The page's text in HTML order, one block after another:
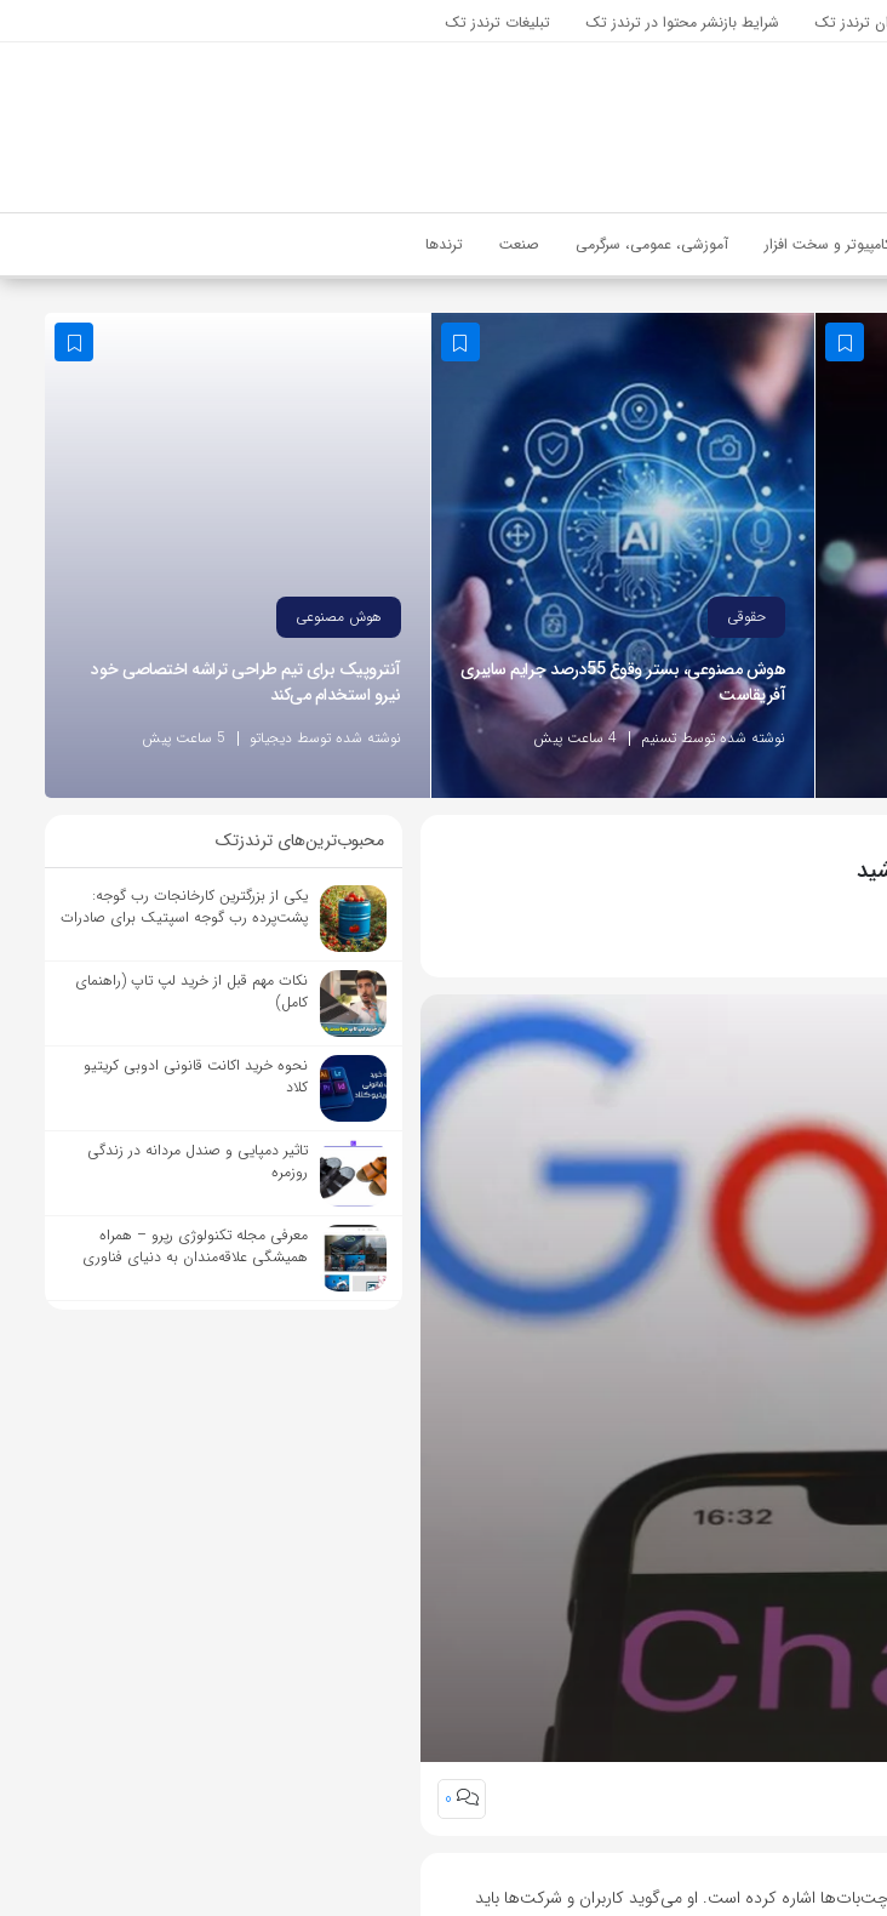
ترندز تک شرایط بازنشر محتوا در ترندز تک تبلیغات ترندز تک
و سخت افزار آموزشی، عمومی، سرگرمی صنعت ترندها
حقوقی
هوش مصنوعی، بستر وقوع 55درصد جرایم سایبری
آفریقاست
نوشته شده توسط تسنیم 4 ساعت پیش
هوش مصنوعی
آنتروپیک برای تیم طراحی تراشه اختصاصی خود
نیرو استخدام می‌کند
نوشته شده توسط دیجیاتو 5 ساعت پیش
0
اشاره کرده است. او می‌گوید کاربران و شرکت‌ها باید
محبوب‌ترین‌های ترندزتک
یکی از بزرگترین کارخانجات رب گوجه:
پشت‌پرده رب گوجه اسپتیک برای صادرات
نکات مهم قبل از خرید لپ تاپ (راهنمای
کامل)
نحوه خرید اکانت قانونی ادوبی کریتیو
کلاد
تاثیر دمپایی و صندل مردانه در زندگی
روزمره
معرفی مجله تکنولوژی رپرو – همراه
همیشگی علاقه‌مندان به دنیای فناوری